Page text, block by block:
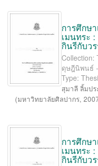
การศึกษ
เมนทระ
กินรีกับว
Collection:
ดุษฎีนิพนธ์
Type:
สุมาลี ลิ้มปร
(มหาวิทยาลัยศิลปากร,
การศึกษ
เมนทระ
กินรีกับว